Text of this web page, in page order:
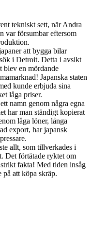
tekniskt sett, när Andra
var försumbar eftersom
att bygga bilar
i Detroit. Detta i avsikt
blev en mördande
Japanska staten
kunde erbjuda sina
låga priser.
namn genom några egna
har man ständigt kopierat
låga löner, långa
export, har japansk
allt, som tillverkades i
Det förtätade ryktet om
fakta! Med tiden insåg
på att köpa skräp.